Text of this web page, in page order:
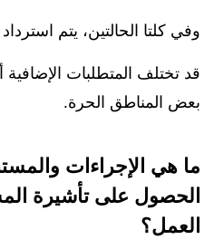
وفي كلتا الحالتين، يتم
قد تختلف المتطلبات الإضافية
بعض المناطق الحرة.
ما هي الإجراءات
الحصول على تأشيرة
العمل؟